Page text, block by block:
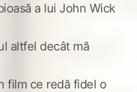
a lui John Wick
altfel decât mă
film ce redă fidel o